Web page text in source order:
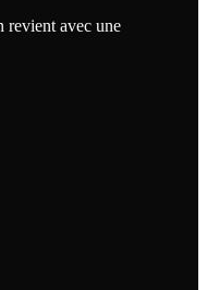
revient avec une